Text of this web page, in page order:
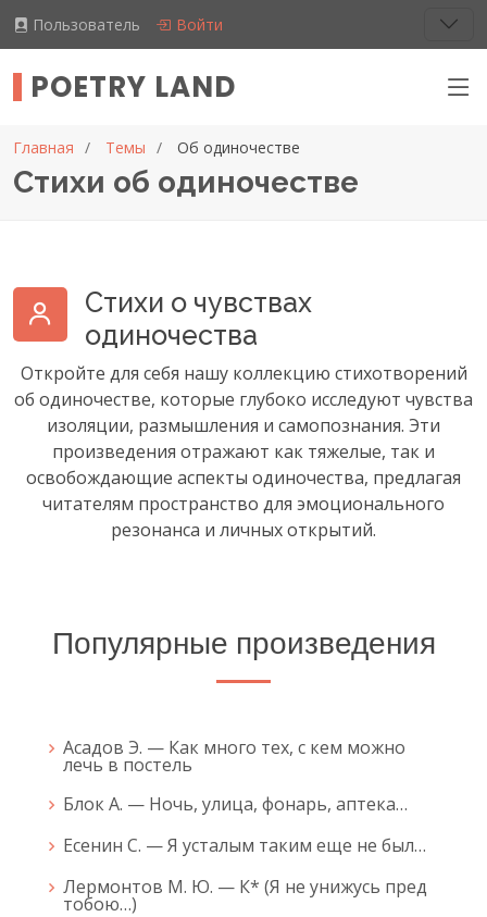
Пользователь Войти
POETRY LAND
Главная Темы Об одиночестве
Стихи об одиночестве
Стихи о чувствах
одиночества
Откройте для себя нашу коллекцию стихотворений
об одиночестве, которые глубоко исследуют чувства
изоляции, размышления и самопознания. Эти
произведения отражают как тяжелые, так и
освобождающие аспекты одиночества, предлагая
читателям пространство для эмоционального
резонанса и личных открытий.
Популярные произведения
Асадов Э. — Как много тех, с кем можно
лечь в постель
Блок А. — Ночь, улица, фонарь, аптека…
Есенин С. — Я усталым таким еще не был…
Лермонтов М. Ю. — К* (Я не унижусь пред
тобою…)